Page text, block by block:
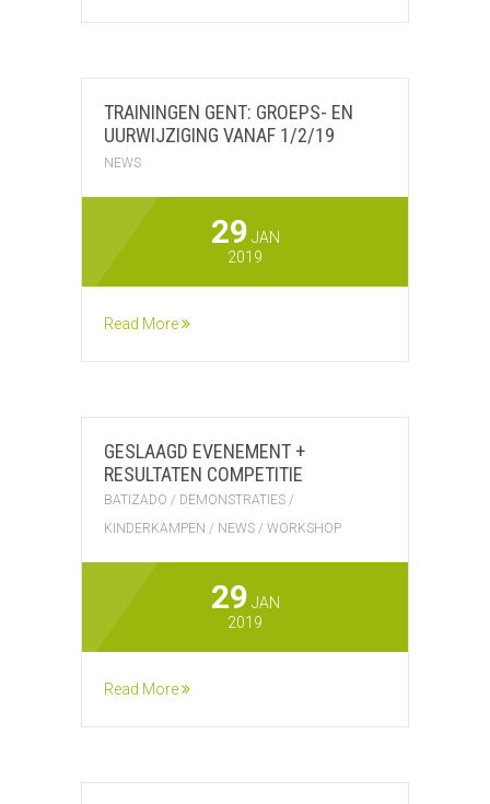
TRAININGEN GENT: GROEPS- EN
UURWIJZIGING VANAF 1/2/19
NEWS
29 JAN
2019
Read More
GESLAAGD EVENEMENT +
RESULTATEN COMPETITIE
BATIZADO / DEMONSTRATIES /
KINDERKAMPEN / NEWS / WORKSHOP
29 JAN
2019
Read More